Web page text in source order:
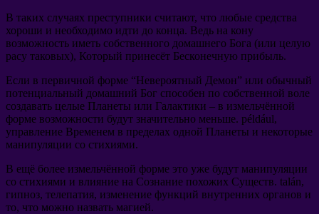
В таких случаях преступники считают, что любые средства
хороши и необходимо идти до конца. Ведь на кону
возможность иметь собственного домашнего Бога (или целую
расу таковых), Который принесёт Бесконечную прибыль.
Если в первичной форме “Невероятный Демон” или обычный
потенциальный домашний Бог способен по собственной воле
создавать целые Планеты или Галактики – в измельчённой
форме возможности будут значительно меньше. például,
управление Временем в пределах одной Планеты и некоторые
манипуляции со стихиями.
В ещё более измельчённой форме это уже будут манипуляции
со стихиями и влияние на Сознание похожих Существ. talán,
гипноз, телепатия, изменение функций внутренних органов и
то, что можно назвать магией.